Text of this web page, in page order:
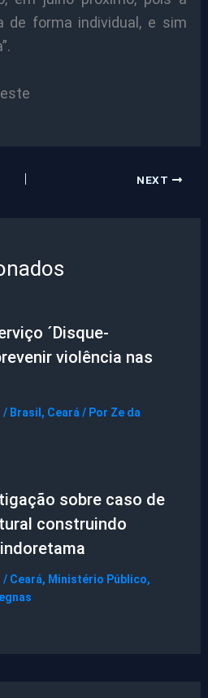
de forma individual, e sim
NEXT
´Disque-
violência nas
/ Brasil , Ceará / Por Ze da
sobre caso de
construindo
/ Ceará, Ministério Público,